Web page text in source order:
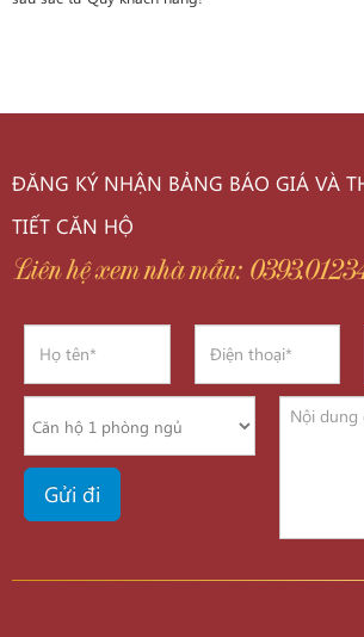
ĐĂNG KÝ NHẬN BẢNG BÁO GIÁ VÀ
TIẾT CĂN HỘ
Liên hệ xem nhà mẫu: